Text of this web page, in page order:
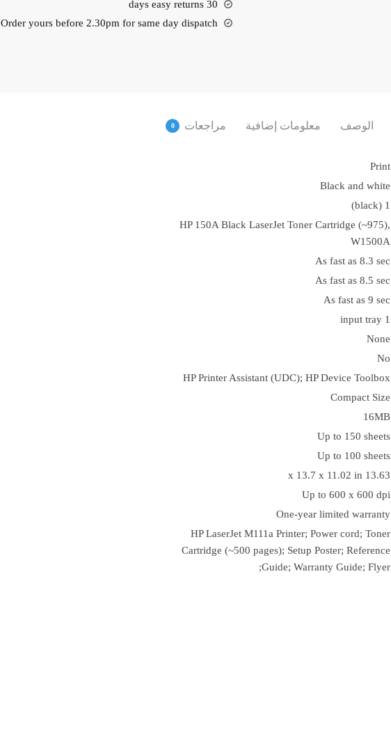
30 days easy returns
Order yours before 2.30pm for same day dispatch
الوصف معلومات إضافية مراجعات 0
Print
Black and white
1 (black)
HP 150A Black LaserJet Toner Cartridge (~975),
W1500A
As fast as 8.3 sec
As fast as 8.5 sec
As fast as 9 sec
1 input tray
None
No
HP Printer Assistant (UDC); HP Device Toolbox
Compact Size
16MB
Up to 150 sheets
Up to 100 sheets
13.63 x 13.7 x 11.02 in
Up to 600 x 600 dpi
One-year limited warranty
HP LaserJet M111a Printer; Power cord; Toner
Cartridge (~500 pages); Setup Poster; Reference
Guide; Warranty Guide; Flyer;